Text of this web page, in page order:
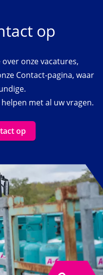
op
onze vacatures,
Contact-pagina, waar
met al uw vragen.
op